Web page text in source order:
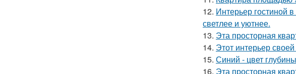
12. Интерьер гостиной
светлее и уютнее.
13. Эта просторная
14. Этот интерьер
15. Синий - цвет
16. Эта просторная